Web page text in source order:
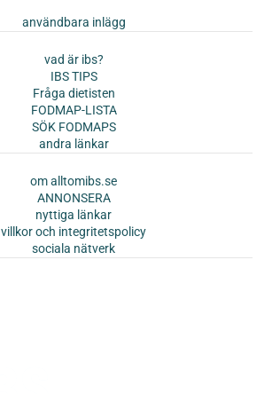
användbara inlägg
vad är ibs?
IBS TIPS
Fråga dietisten
FODMAP-LISTA
SÖK FODMAPS
andra länkar
om alltomibs.se
ANNONSERA
nyttiga länkar
villkor och integritetspolicy
sociala nätverk